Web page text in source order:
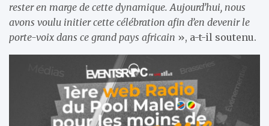
rester en marge de cette dynamique. Aujourd’hui, nous
avons voulu initier cette célébration afin d’en devenir le
porte-voix dans ce grand pays africain », a-t-il soutenu.